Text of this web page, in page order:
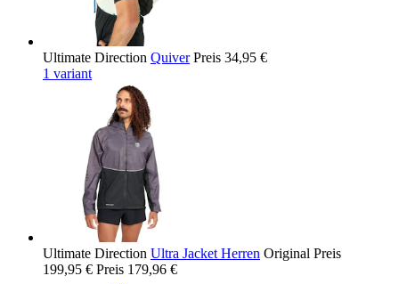
Ultimate Direction Quiver Preis 34,95 €
1 variant
Ultimate Direction Ultra Jacket Herren Original Preis
199,95 € Preis 179,96 €